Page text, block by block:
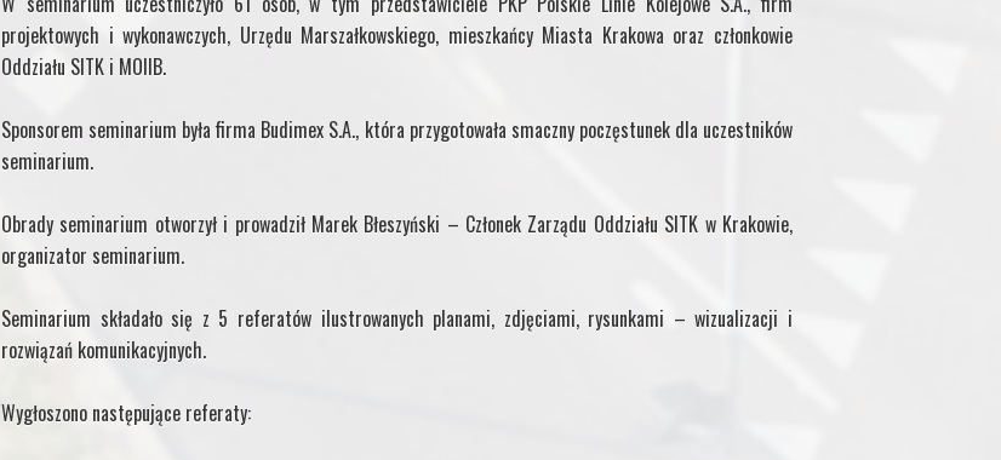
projektowych i wykonawczych, Urzędu Marszałkowskiego, mieszkańcy Miasta Krakowa oraz członkowie
Oddziału SITK i MOIIB.
Sponsorem seminarium była firma Budimex S.A., która przygotowała smaczny poczęstunek dla uczestników
seminarium.
Obrady seminarium otworzył i prowadził Marek Błeszyński – Członek Zarządu Oddziału SITK w Krakowie,
organizator seminarium.
Seminarium składało się z 5 referatów ilustrowanych planami, zdjęciami, rysunkami – wizualizacji i
rozwiązań komunikacyjnych.
Wygłoszono następujące referaty: